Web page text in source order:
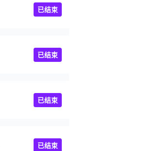
已结束
已结束
已结束
已结束